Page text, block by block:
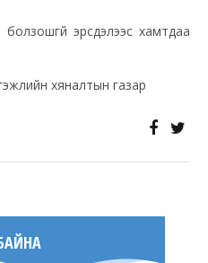
болзошгүй эрсдэлээс хамтдаа
хяналтын газар